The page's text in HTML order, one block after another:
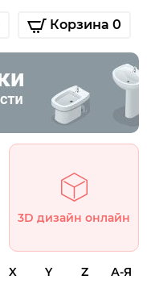
Корзина 0
3D дизайн онлайн
X Y Z А-Я